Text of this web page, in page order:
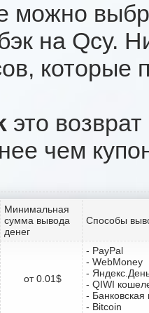
можно
на Qcy.
которые
это
чем
Минимальная
сумма вывода
денег
Способы
от 0.01$
- PayPal
- WebMoney
-
- QIWI
- Банковская
- Bitcoin